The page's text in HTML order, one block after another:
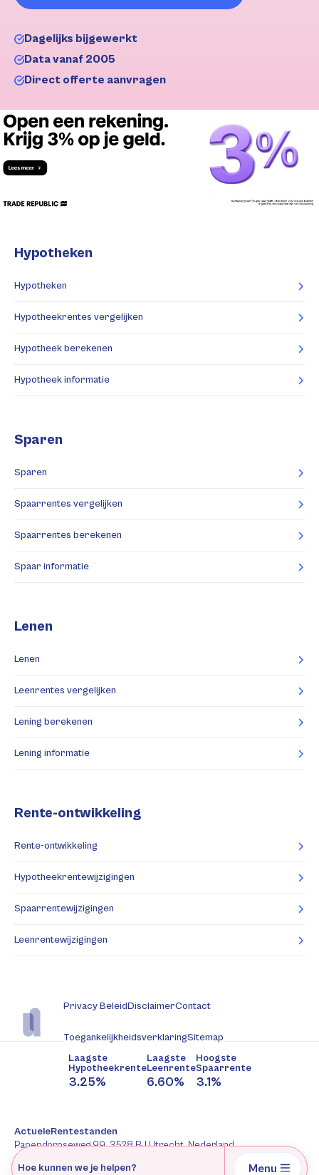
Dagelijks bijgewerkt
Data vanaf 2005
Direct offerte aanvragen
Hypotheken
Hypotheken
Hypotheekrentes vergelijken
Hypotheek berekenen
Hypotheek informatie
Sparen
Sparen
Spaarrentes vergelijken
Spaarrentes berekenen
Spaar informatie
Lenen
Lenen
Leenrentes vergelijken
Lening berekenen
Lening informatie
Rente-ontwikkeling
Rente-ontwikkeling
Hypotheekrentewijzigingen
Spaarrentewijzigingen
Leenrentewijzigingen
Privacy BeleidDisclaimerContact
ToegankelijkheidsverklaringSitemap
Laagste
Hypotheekrente
3.25%
Laagste
Leenrente
6.60%
Hoogste
Spaarrente
3.1%
ActueleRentestanden
Papendorpseweg 99, 3528 BJ Utrecht, Nederland
088-2277344
AFM: 12047091
Hoe kunnen we je helpen? Menu